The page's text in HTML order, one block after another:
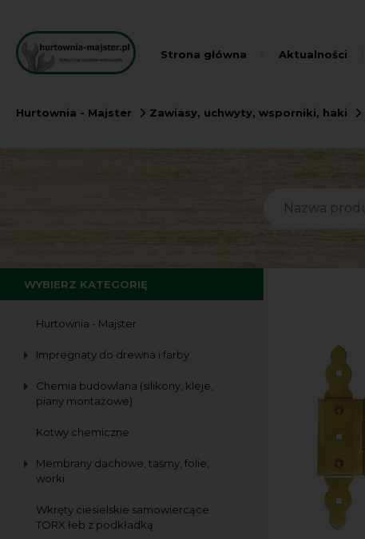
Strona główna Aktualności
Hurtownia - Majster Zawiasy, uchwyty, wsporniki, haki
WYBIERZ KATEGORIĘ
Hurtownia - Majster
Impregnaty do drewna i farby
Chemia budowlana (silikony, kleje,
piany montażowe)
Kotwy chemiczne
Membrany dachowe, taśmy, folie,
worki
Wkręty ciesielskie samowiercące
TORX łeb z podkładką